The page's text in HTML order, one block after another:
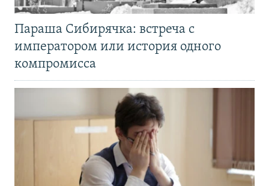
Параша Сибирячка: встреча с
императором или история одного
компромисса